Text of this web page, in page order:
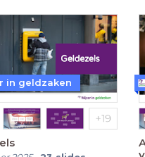
in geldzaken